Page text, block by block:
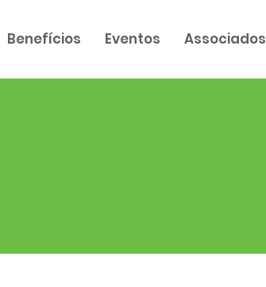
Benefícios Eventos Associados